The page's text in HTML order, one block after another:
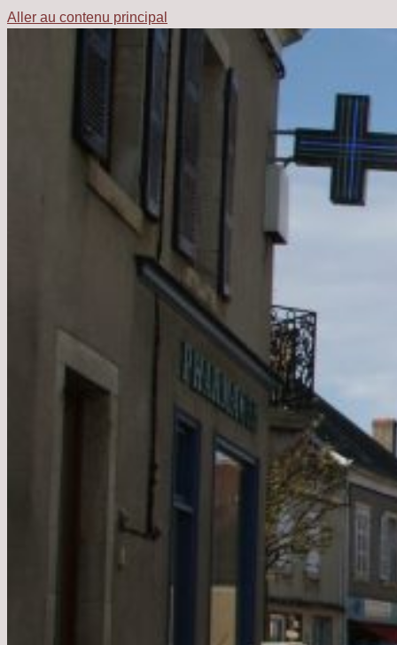
Aller au contenu principal